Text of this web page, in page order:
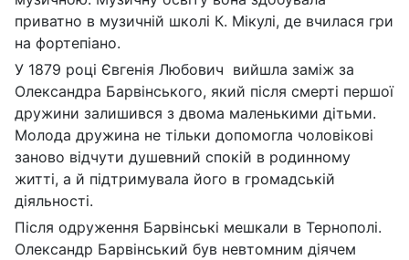
приватно в музичній школі К. Мікулі, де вчилася гри
на фортепіано.
У 1879 році Євгенія Любович вийшла заміж за
Олександра Барвінського, який після смерті першої
дружини залишився з двома маленькими дітьми.
Молода дружина не тільки допомогла чоловікові
заново відчути душевний спокій в родинному
житті, а й підтримувала його в громадській
діяльності.
Після одруження Барвінські мешкали в Тернополі.
Олександр Барвінський був невтомним діячем